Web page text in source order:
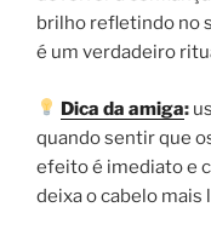
brilho refletindo no
é um verdadeiro
Dica da amiga:
quando sentir que
efeito é imediato e
deixa o cabelo mais